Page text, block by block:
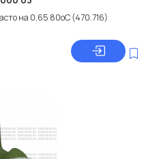
на 0,65 80оС (470.716)